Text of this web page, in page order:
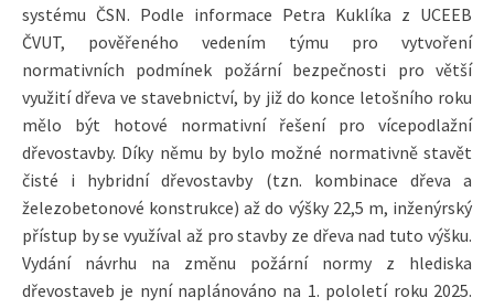
systému ČSN. Podle informace Petra Kuklíka z UCEEB
ČVUT, pověřeného vedením týmu pro vytvoření
normativních podmínek požární bezpečnosti pro větší
využití dřeva ve stavebnictví, by již do konce letošního roku
mělo být hotové normativní řešení pro vícepodlažní
dřevostavby. Díky němu by bylo možné normativně stavět
čisté i hybridní dřevostavby (tzn. kombinace dřeva a
železobetonové konstrukce) až do výšky 22,5 m, inženýrský
přístup by se využíval až pro stavby ze dřeva nad tuto výšku.
Vydání návrhu na změnu požární normy z hlediska
dřevostaveb je nyní naplánováno na 1. pololetí roku 2025.